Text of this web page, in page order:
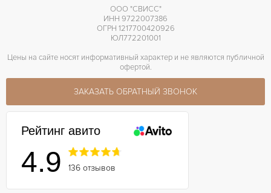
ООО "СВИСС"
ИНН 9722007386
ОГРН 1217700420926
ЮЛ772201001
Цены на сайте носят информативный характер и не являются публичной
офертой.
ЗАКАЗАТЬ ОБРАТНЫЙ ЗВОНОК
Рейтинг авито
4.9 136 отзывов